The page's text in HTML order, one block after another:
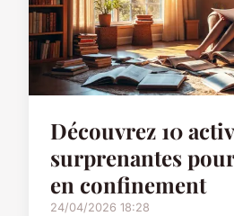
Découvrez 10
surprenantes
en confinement
24/04/2026 18:28